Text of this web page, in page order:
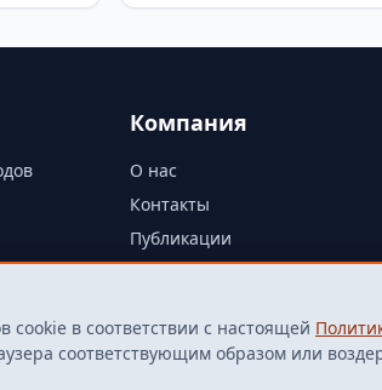
Компания
О нас
Контакты
Публикации
Политика
Согласие на обработку ПДн
в соответствии с настоящей
соответствующим образом или